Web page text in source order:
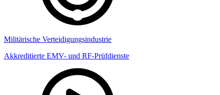
Militärische Verteidigungsindustrie
Akkreditierte EMV- und RF-Prüfdienste